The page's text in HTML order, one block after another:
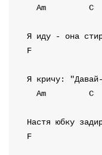
Am C
F
Am
C
F